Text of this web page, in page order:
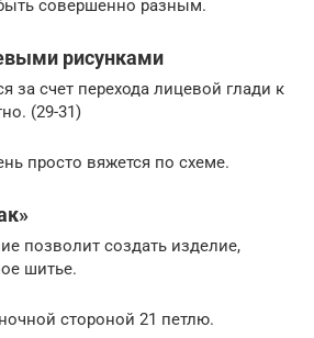
совершенно разным.
рисунками
за счет перехода лицевой глади к
(29-31)
просто вяжется по схеме.
позволит создать изделие,
шитье.
стороной 21 петлю.